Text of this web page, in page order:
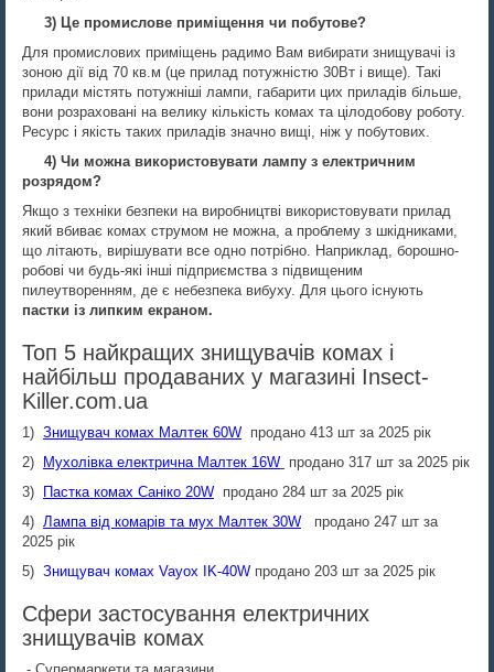
3) Це промислове приміщення чи побутове?
Для промислових приміщень радимо Вам вибирати знищувачі із
зоною дії від 70 кв.м (це прилад потужністю 30Вт і вище). Такі
прилади містять потужніші лампи, габарити цих приладів більше,
вони розраховані на велику кількість комах та цілодобову роботу.
Ресурс і якість таких приладів значно вищі, ніж у побутових.
4) Чи можна використовувати лампу з електричним
розрядом?
Якщо з техніки безпеки на виробництві використовувати прилад
який вбиває комах струмом не можна, а проблему з шкідниками,
що літають, вирішувати все одно потрібно. Наприклад, борошно-
робові чи будь-які інші підприємства з підвищеним
пилеутворенням, де є небезпека вибуху. Для цього існують
пастки із липким екраном.
Топ 5 найкращих знищувачів комах і
найбільш продаваних у магазині Insect-
Killer.com.ua
1) Знищувач комах Малтек 60W продано 413 шт за 2025 рік
2)
Мухолівка електрична Малтек 16W продано 317 шт за 2025 рік
3)
Пастка комах Саніко 20W продано 284 шт за 2025 рік
4) Лампа від комарів та мух Малтек 30W продано 247 шт за
2025 рік
5) Знищувач комах Vayox IK-40W продано 203 шт за 2025 рік
Сфери застосування електричних
знищувачів комах